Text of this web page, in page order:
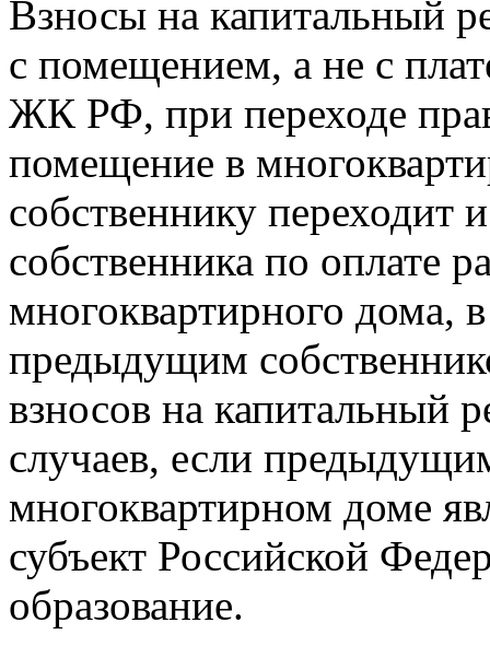
Взносы на капитальный
с помещением, а не с
ЖК РФ, при переходе
помещение в
собственнику переходит
собственника по оплате
многоквартирного дома,
предыдущим
взносов на капитальный
случаев, если
многоквартирном доме
субъект Российской
образование.